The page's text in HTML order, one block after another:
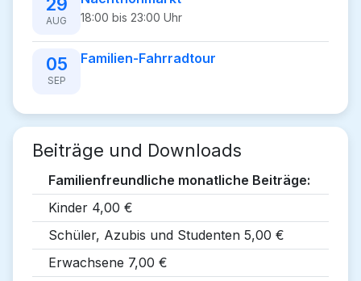
AUG 18:00 bis 23:00 Uhr
05
SEP
Familien-Fahrradtour
Beiträge und Downloads
Familienfreundliche monatliche Beiträge:
Kinder 4,00 €
Schüler, Azubis und Studenten 5,00 €
Erwachsene 7,00 €